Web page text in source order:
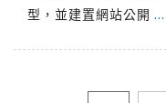
型，並建置網站公開 …